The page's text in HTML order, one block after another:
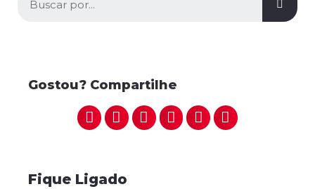
Gostou? Compartilhe
Fique Ligado